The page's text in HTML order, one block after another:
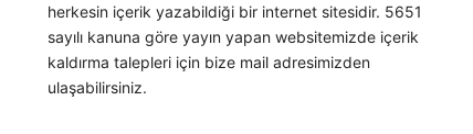
herkesin içerik yazabildiği bir internet sitesidir. 5651
sayılı kanuna göre yayın yapan websitemizde içerik
kaldırma talepleri için bize mail adresimizden
ulaşabilirsiniz.